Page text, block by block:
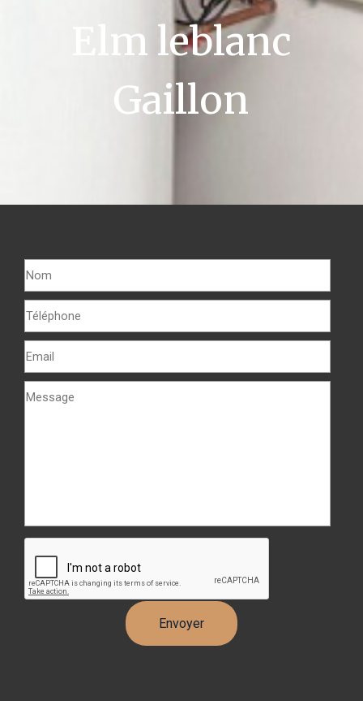
Elm leblanc
Gaillon